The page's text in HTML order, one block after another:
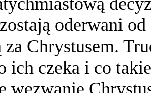
oderwani
za Chrystusem.
ich czeka i co
wezwanie